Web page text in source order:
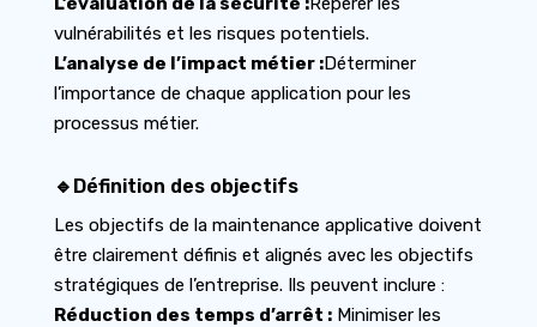
vulnérabilités et les risques potentiels.
L’analyse de l’impact métier :Déterminer
l’importance de chaque application pour les
processus métier.
🔹Définition des objectifs
Les objectifs de la maintenance applicative doivent
être clairement définis et alignés avec les objectifs
stratégiques de l’entreprise. Ils peuvent inclure :
Réduction des temps d’arrêt :Minimiser les